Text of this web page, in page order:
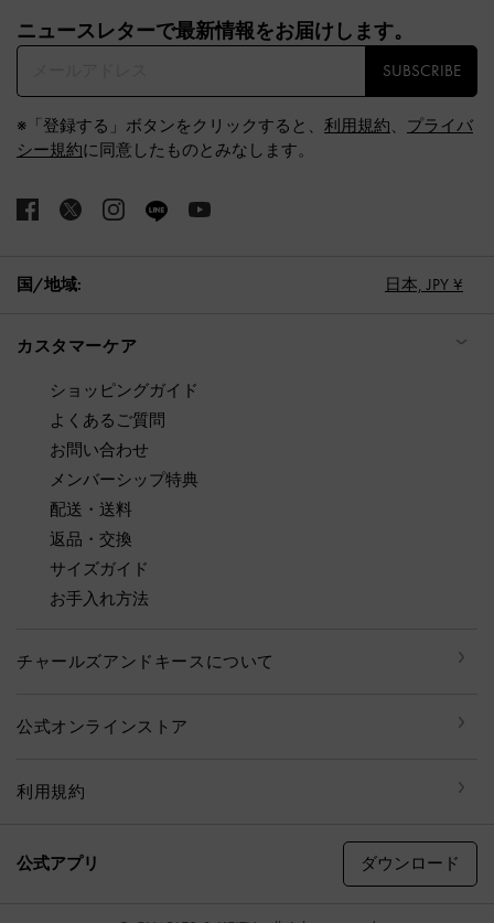
ニュースレターで最新情報をお届けします。​
SUBSCRIBE
※「登録する」ボタンをクリックすると、 利用規約、 プライバ
シー規約に同意したものとみなします。
国/地域: 日本, JPY ¥
カスタマーケア
ショッピングガイド
よくあるご質問
お問い合わせ
メンバーシップ特典
配送・送料
返品・交換
サイズガイド
お手入れ方法
チャールズアンドキースについて
公式オンラインストア
利用規約
公式アプリ ダウンロード